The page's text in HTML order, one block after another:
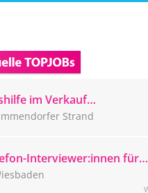
im Verkauf
Strand (m/w/d)
Strand
Interviewer:innen für
Wiesbadener CATI-Studio